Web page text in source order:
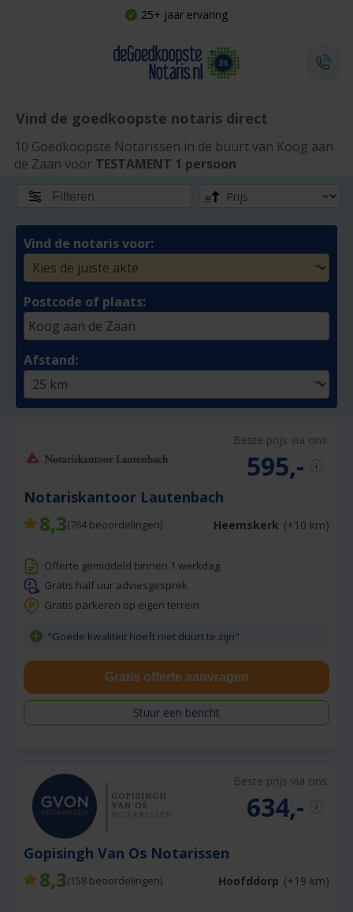
25+ jaar ervaring
Vind de goedkoopste notaris direct
10 Goedkoopste Notarissen in de buurt van Koog aan
de Zaan voor TESTAMENT 1 persoon
Filteren
Vind de notaris voor:
Postcode of plaats:
Afstand:
Beste prijs via ons:
595,-
Notariskantoor Lautenbach
8,3(764 beoordelingen) Heemskerk (+10 km)
Offerte gemiddeld binnen 1 werkdag
Gratis half uur adviesgesprek
Gratis parkeren op eigen terrein
"Goede kwaliteit hoeft niet duurt te zijn"
Gratis offerte aanvragen
Stuur een bericht
Beste prijs via ons:
634,-
Gopisingh Van Os Notarissen
8,3(158 beoordelingen) Hoofddorp (+19 km)